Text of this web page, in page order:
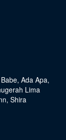
, Ada Apa,
Lima
, Shira